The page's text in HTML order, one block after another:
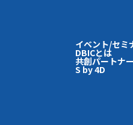
イベント/セミ
DBICとは
共創パートナ
S by 4D